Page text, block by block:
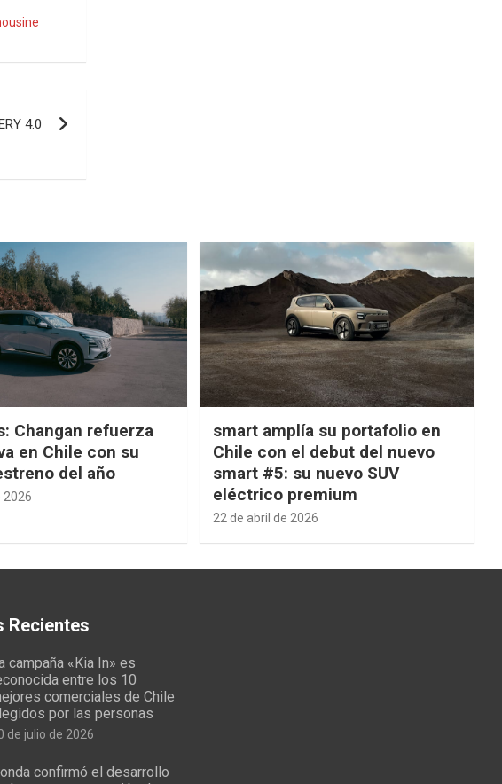
4.0
Changan refuerza
en Chile con su
del año
2026
smart amplía su portafolio en
Chile con el debut del nuevo
smart #5: su nuevo SUV
eléctrico premium
22 de abril de 2026
Recientes
campaña «Kia In» es
entre los 10
comerciales de Chile
por las personas
de julio de 2026
confirmó el desarrollo